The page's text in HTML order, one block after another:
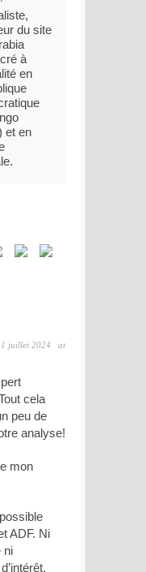
du site
à
en
et en
1 juillet 2024
at
cela
peu de
analyse!
mon
ADF. Ni
ni